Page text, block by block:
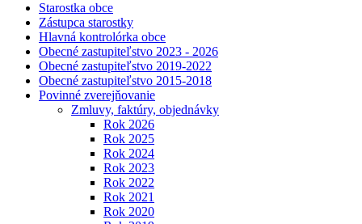
Starostka obce
Zástupca starostky
Hlavná kontrolórka obce
Obecné zastupiteľstvo 2023 - 2026
Obecné zastupiteľstvo 2019-2022
Obecné zastupiteľstvo 2015-2018
Povinné zverejňovanie
Zmluvy, faktúry, objednávky
Rok 2026
Rok 2025
Rok 2024
Rok 2023
Rok 2022
Rok 2021
Rok 2020